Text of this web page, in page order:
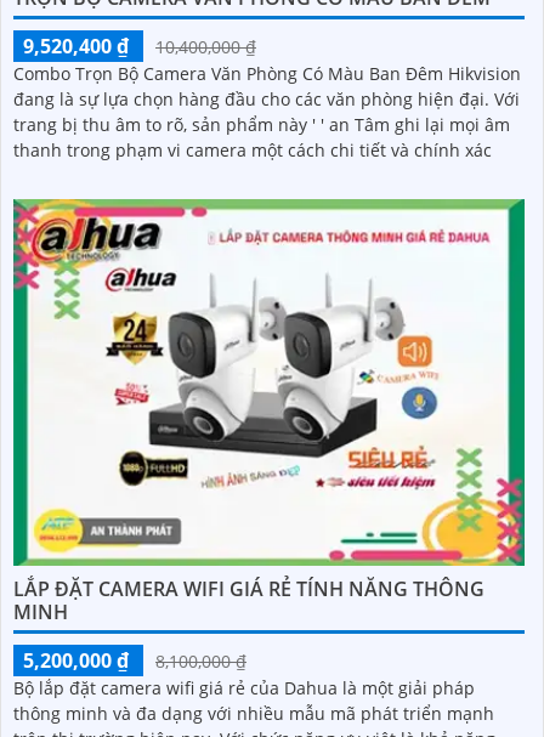
9,520,400 ₫
10,400,000 ₫
Combo Trọn Bộ Camera Văn Phòng Có Màu Ban Đêm Hikvision
đang là sự lựa chọn hàng đầu cho các văn phòng hiện đại. Với
trang bị thu âm to rõ, sản phẩm này ' ' an Tâm ghi lại mọi âm
thanh trong phạm vi camera một cách chi tiết và chính xác
LẮP ĐẶT CAMERA WIFI GIÁ RẺ TÍNH NĂNG THÔNG
MINH
5,200,000 ₫
8,100,000 ₫
Bộ lắp đặt camera wifi giá rẻ của Dahua là một giải pháp
thông minh và đa dạng với nhiều mẫu mã phát triển mạnh